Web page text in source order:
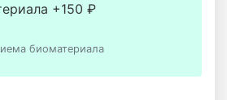
+150 ₽
биоматериала